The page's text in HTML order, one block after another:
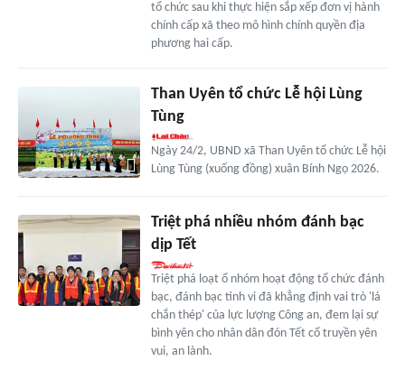
tổ chức sau khi thực hiện sắp xếp đơn vị hành
chính cấp xã theo mô hình chính quyền địa
phương hai cấp.
Than Uyên tổ chức Lễ hội Lùng
Tùng
Ngày 24/2, UBND xã Than Uyên tổ chức Lễ hội
Lùng Tùng (xuống đồng) xuân Bính Ngọ 2026.
Triệt phá nhiều nhóm đánh bạc
dịp Tết
Triệt phá loạt ổ nhóm hoạt động tổ chức đánh
bạc, đánh bạc tinh vi đã khẳng định vai trò 'lá
chắn thép' của lực lượng Công an, đem lại sự
bình yên cho nhân dân đón Tết cổ truyền yên
vui, an lành.